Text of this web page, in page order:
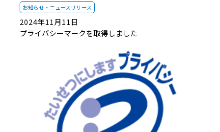
2024年11月11日
お知らせ・ ニュースリリース
プライバシーマークを取得しました